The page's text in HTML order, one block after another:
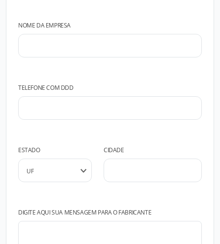
NOME DA EMPRESA
TELEFONE COM DDD
ESTADO CIDADE
DIGITE AQUI SUA MENSAGEM PARA O FABRICANTE